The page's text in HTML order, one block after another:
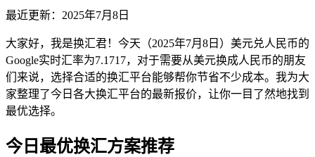
最近更新： 2025年7月8日
大家好，我是换汇君！今天（2025年7月8日）美元兑人民币的
Google实时汇率为7.1717，对于需要从美元换成人民币的朋友
们来说，选择合适的换汇平台能够帮你节省不少成本。我为大
家整理了今日各大换汇平台的最新报价，让你一目了然地找到
最优选择。
今日最优换汇方案推荐